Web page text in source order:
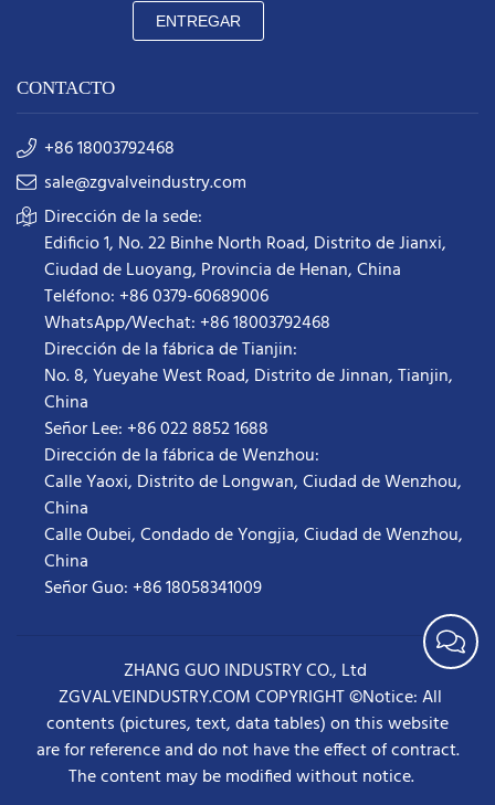
ENTREGAR
CONTACTO
+86 18003792468
sale@zgvalveindustry.com
Dirección de la sede:
Edificio 1, No. 22 Binhe North Road, Distrito de Jianxi,
Ciudad de Luoyang, Provincia de Henan, China
Teléfono: +86 0379-60689006
WhatsApp/Wechat: +86 18003792468
Dirección de la fábrica de Tianjin:
No. 8, Yueyahe West Road, Distrito de Jinnan, Tianjin,
China
Señor Lee: +86 022 8852 1688
Dirección de la fábrica de Wenzhou:
Calle Yaoxi, Distrito de Longwan, Ciudad de Wenzhou,
China
Calle Oubei, Condado de Yongjia, Ciudad de Wenzhou,
China
Señor Guo: +86 18058341009
ZHANG GUO INDUSTRY CO., Ltd
ZGVALVEINDUSTRY.COM COPYRIGHT ©Notice: All
contents (pictures, text, data tables) on this website
are for reference and do not have the effect of contract.
The content may be modified without notice.